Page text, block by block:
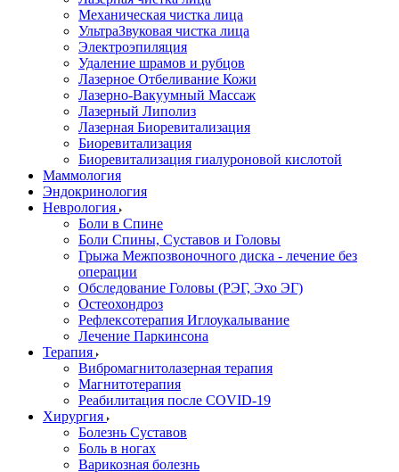
Механическая чистка лица
УльтраЗвуковая чистка лица
Электроэпиляция
Удаление шрамов и рубцов
Лазерное Отбеливание Кожи
Лазерно-Вакуумный Массаж
Лазерный Липолиз
Лазерная Биоревитализация
Биоревитализация
Биоревитализация гиалуроновой кислотой
Маммология
Эндокринология
Неврология
Боли в Cпине
Боли Спины, Суставов и Головы
Грыжа Межпозвоночного диска - лечение без
операции
Обследование Головы (РЭГ, Эхо ЭГ)
Остеохондроз
Рефлексотерапия Иглоукалывание
Лечение Паркинсона
Терапия
Вибромагнитолазерная терапия
Магнитотерапия
Реабилитация после COVID-19
Хирургия
Болезнь Суставов
Боль в ногах
Варикозная болезнь